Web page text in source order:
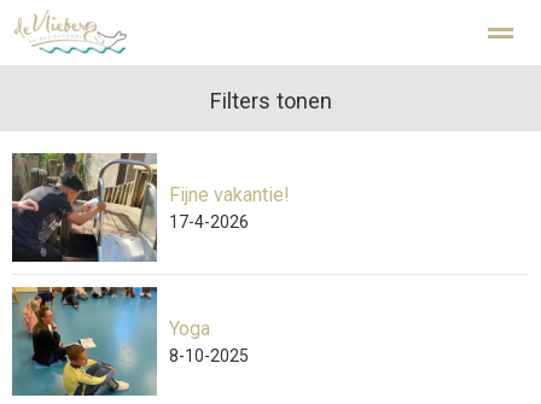
Kindcentrum De Vlieberg Den Helder
Home Zoeken Nieuws
Filters tonen
Fijne vakantie!
17-4-2026
Yoga
8-10-2025